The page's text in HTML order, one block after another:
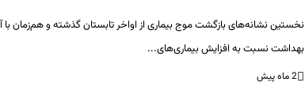
نخستین نشانه‌های بازگشت موج بیماری از اواخر تابستان گذشته و هم‌زمان با
بهداشت نسبت به افزایش بیماری‌های...
2 ماه پیش